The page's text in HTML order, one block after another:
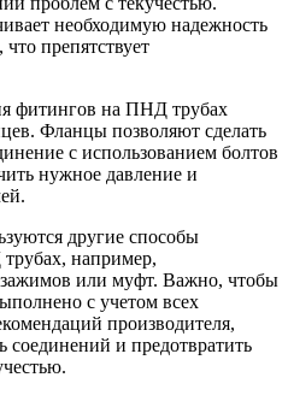
необходимую надежность
препятствует
фитингов на ПНД трубах
Фланцы позволяют сделать
с использованием болтов
нужное давление и
другие способы
например,
или муфт. Важно, чтобы
с учетом всех
производителя,
соединений и предотвратить